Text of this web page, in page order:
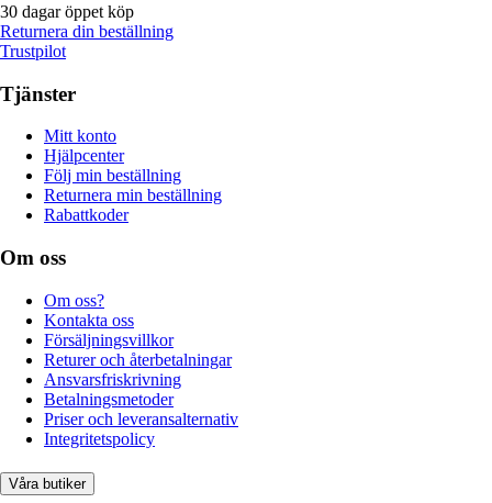
30 dagar öppet köp
Returnera din beställning
Trustpilot
Tjänster
Mitt konto
Hjälpcenter
Följ min beställning
Returnera min beställning
Rabattkoder
Om oss
Om oss?
Kontakta oss
Försäljningsvillkor
Returer och återbetalningar
Ansvarsfriskrivning
Betalningsmetoder
Priser och leveransalternativ
Integritetspolicy
Våra butiker